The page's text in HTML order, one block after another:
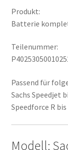
Produkt:
Batterie
Teilenummer:
Passend für
Sachs Speedjet
Speedforce R bis
Modell: